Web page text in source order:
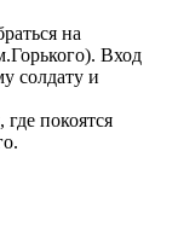
на
Вход
солдату и
покоятся